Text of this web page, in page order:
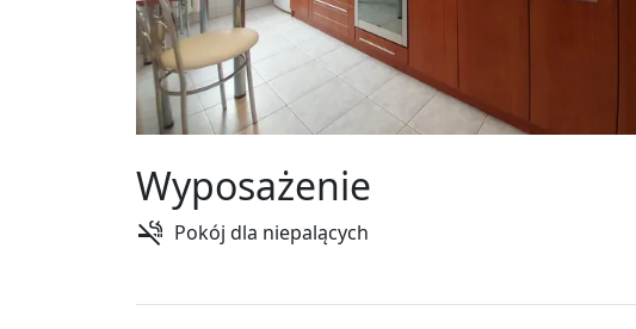
Wyposażenie
Pokój dla niepalących